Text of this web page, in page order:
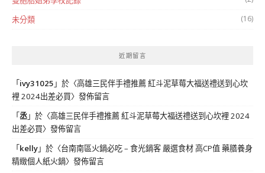
未分類 (16)
近期留言
「 ivy31025 」於〈高雄三民伴手禮推薦 紅斗泥草莓大福送禮送到心坎
裡 2024出差必買〉發佈留言
「丞」於〈高雄三民伴手禮推薦 紅斗泥草莓大福送禮送到心坎裡 2024
出差必買〉發佈留言
「 kelly」於〈台南南區火鍋必吃 – 食光鍋客 嚴選食材 高CP值 藥膳養身
精緻個人紙火鍋〉發佈留言